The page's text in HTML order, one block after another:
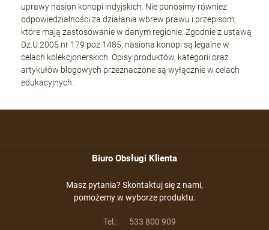
uprawy nasion konopi indyjskich. Nie ponosimy również
odpowiedzialności za działania wbrew prawu i przepisom,
które mają zastosowanie w danym regionie. Zgodnie z ustawą
Dz.U.2005 nr 179 poz.1485, nasiona konopi są legalne w
celach kolekcjonerskich. Opisy produktów, kategorii oraz
artykułów blogowych przeznaczone są wyłącznie w celach
edukacyjnych.
Biuro Obsługi Klienta
Masz pytania? Skontaktuj się z nami,
pomożemy w wyborze produktu.
Tel.: 533 800 909